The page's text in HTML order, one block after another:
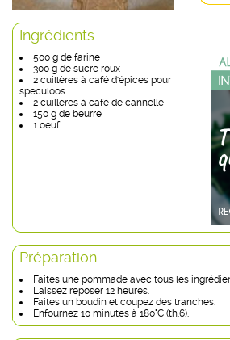
Ingrédients
500 g de farine
300 g de sucre roux
2 cuillères à café d'épices pour
speculoos
2 cuillères à café de cannelle
150 g de beurre
1 oeuf
Préparation
Faites une pommade avec tous les
Laissez reposer 12 heures.
Faites un boudin et coupez des tranches.
Enfournez 10 minutes à 180°C (th.6).